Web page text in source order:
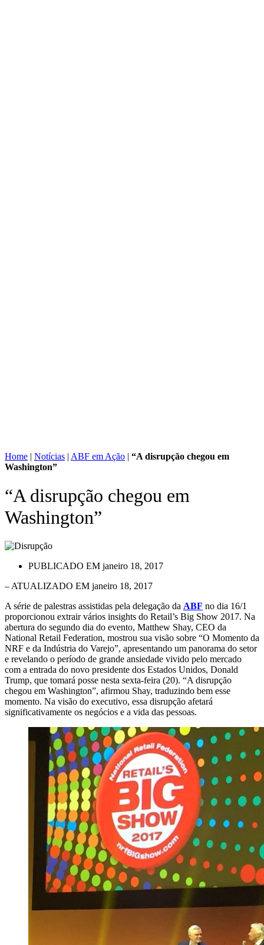
Home | Notícias | ABF em Ação | “A disrupção chegou em
Washington”
“A disrupção chegou em
Washington”
PUBLICADO EM janeiro 18, 2017
– ATUALIZADO EM janeiro 18, 2017
A série de palestras assistidas pela delegação da ABF no dia 16/1
proporcionou extrair vários insights do Retail’s Big Show 2017. Na
abertura do segundo dia do evento, Matthew Shay, CEO da
National Retail Federation, mostrou sua visão sobre “O Momento da
NRF e da Indústria do Varejo”, apresentando um panorama do setor
e revelando o período de grande ansiedade vivido pelo mercado
com a entrada do novo presidente dos Estados Unidos, Donald
Trump, que tomará posse nesta sexta-feira (20). “A disrupção
chegou em Washington”, afirmou Shay, traduzindo bem esse
momento. Na visão do executivo, essa disrupção afetará
significativamente os negócios e a vida das pessoas.